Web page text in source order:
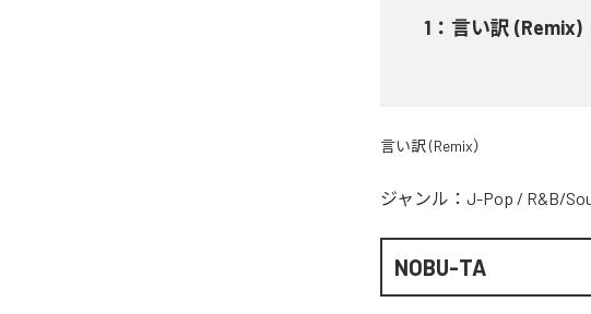
1 ： 言い訳 (Remix)
言い訳 (Remix）
ジャンル： J-Pop / R&B/
NOBU-TA